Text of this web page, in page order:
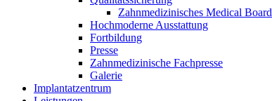
Zahnmedizinisches Medical Board
Hochmoderne Ausstattung
Fortbildung
Presse
Zahnmedizinische Fachpresse
Galerie
Implantatzentrum